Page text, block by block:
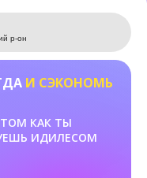
Leaflet
р-он
И СЭКОНОМЬ
КАК ТЫ
ИДИЛЕСОМ